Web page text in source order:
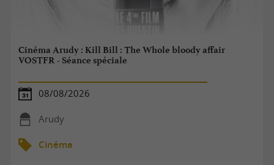
Cinéma Arudy : Kill Bill : The Whole bloody affair
VOSTFR - Séance spéciale
08/08/2026
Arudy
Cinéma